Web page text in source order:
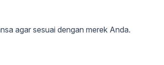
agar sesuai dengan merek Anda.